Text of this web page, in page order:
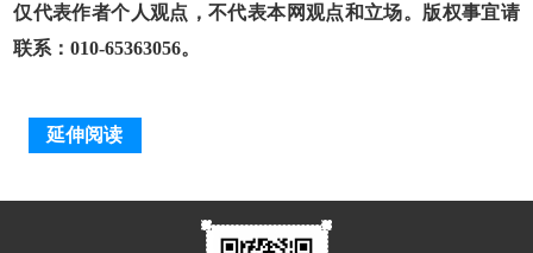
仅代表作者个人观点，不代表本网观点和立场。版权事宜请
联系：010-65363056。
延伸阅读